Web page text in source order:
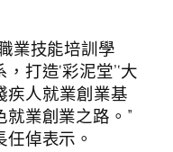
業技能培訓學
打造‘彩泥堂’‘大
疾人就業創業基
業創業之路。”
倬表示。